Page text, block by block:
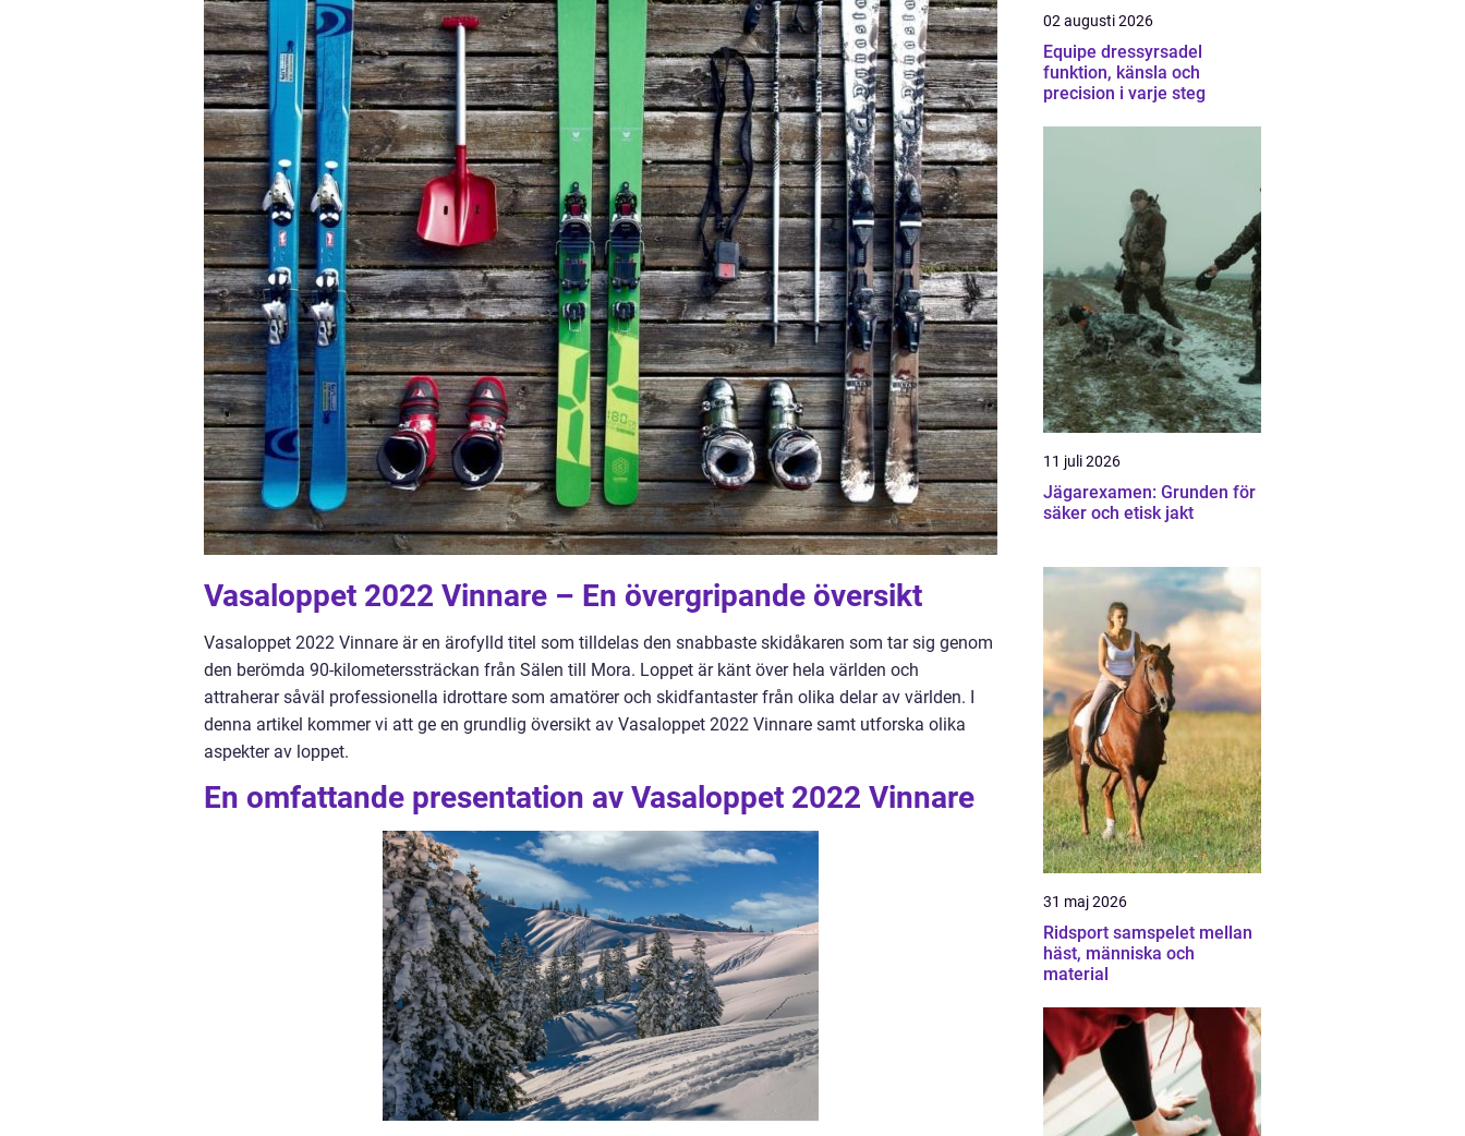
Vasaloppet 2022 Vinnare – En övergripande översikt
Vasaloppet 2022 Vinnare är en ärofylld titel som tilldelas den snabbaste skidåkaren som tar sig genom
den berömda 90-kilometerssträckan från Sälen till Mora. Loppet är känt över hela världen och
attraherar såväl professionella idrottare som amatörer och skidfantaster från olika delar av världen. I
denna artikel kommer vi att ge en grundlig översikt av Vasaloppet 2022 Vinnare samt utforska olika
aspekter av loppet.
En omfattande presentation av Vasaloppet 2022 Vinnare
02 augusti 2026
Equipe dressyrsadel
funktion, känsla och
precision i varje steg
11 juli 2026
Jägarexamen: Grunden för
säker och etisk jakt
31 maj 2026
Ridsport samspelet mellan
häst, människa och
material